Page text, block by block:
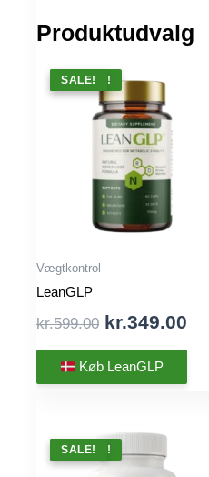
Produktudvalg
TILBUD !
SALE!
Vægtkontrol
LeanGLP
kr.599.00 Original
price
was:
kr.349.00
Køb LeanGLP
TILBUD !
SALE!